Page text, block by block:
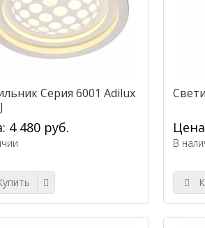
Серия 6001 Adilux
4 480 руб.
В